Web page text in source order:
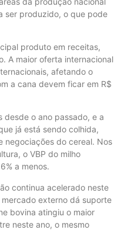
ser produzido, o que pode
produto em receitas,
A maior oferta internacional
afetando o
a cana devem ficar em R$
desde o ano passado, e a
já está sendo colhida,
negociações do cereal. Nos
o VBP do milho
a menos.
continua acelerado neste
externo dá suporte
bovina atingiu o maior
neste ano, o mesmo